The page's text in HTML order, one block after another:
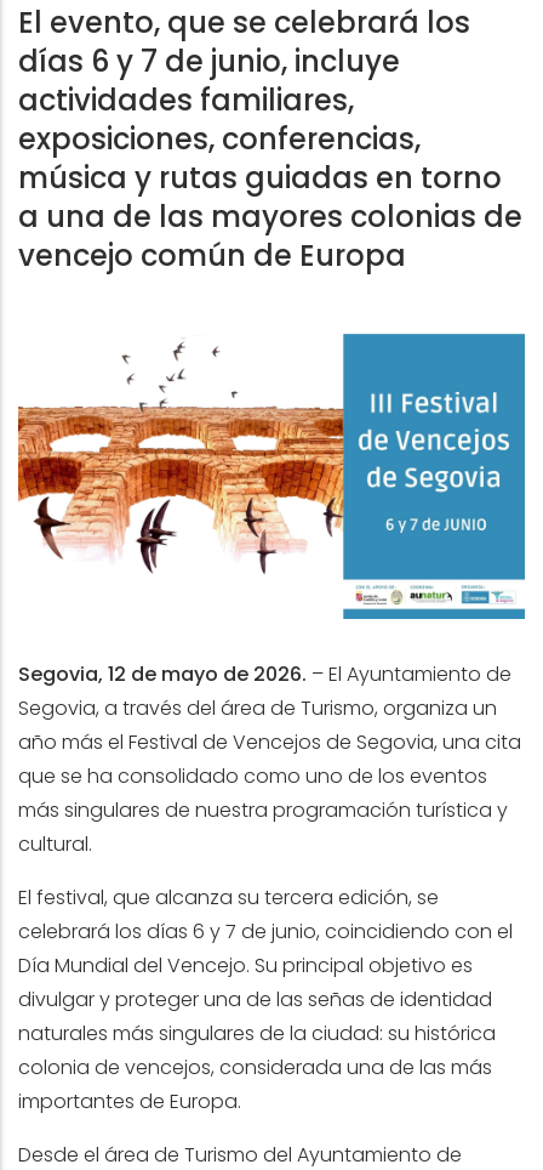
El evento, que se celebrará los
días 6 y 7 de junio, incluye
actividades familiares,
exposiciones, conferencias,
música y rutas guiadas en torno
a una de las mayores colonias de
vencejo común de Europa
Segovia, 12 de mayo de 2026. – El Ayuntamiento de
Segovia, a través del área de Turismo, organiza un
año más el Festival de Vencejos de Segovia, una cita
que se ha consolidado como uno de los eventos
más singulares de nuestra programación turística y
cultural.
El festival, que alcanza su tercera edición, se
celebrará los días 6 y 7 de junio, coincidiendo con el
Día Mundial del Vencejo. Su principal objetivo es
divulgar y proteger una de las señas de identidad
naturales más singulares de la ciudad: su histórica
colonia de vencejos, considerada una de las más
importantes de Europa.
Desde el área de Turismo del Ayuntamiento de